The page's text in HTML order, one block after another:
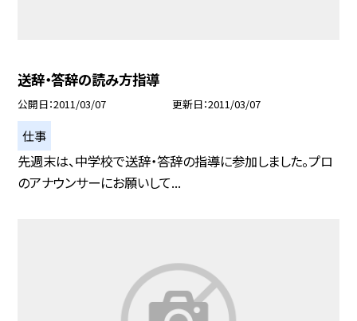
送辞・答辞の読み方指導
公開日 2011/03/07 更新日 2011/03/07
仕事
先週末は、中学校で送辞・答辞の指導に参加しました。プロ
のアナウンサーにお願いして...